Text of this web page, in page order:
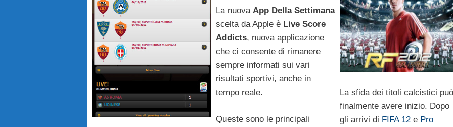
La nuova App Della Settimana
scelta da Apple è Live Score
Addicts, nuova applicazione
che ci consente di rimanere
sempre informati sui vari
risultati sportivi, anche in
tempo reale.
Queste sono le principali
La sfida dei titoli calcistici può
finalmente avere inizio. Dopo
gli arrivi di FIFA 12ePro